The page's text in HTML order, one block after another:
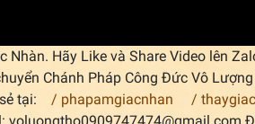
Hãy Like và Share Video lên
Chánh Pháp Công Đức Vô
tại: / phapamgiacnhan /